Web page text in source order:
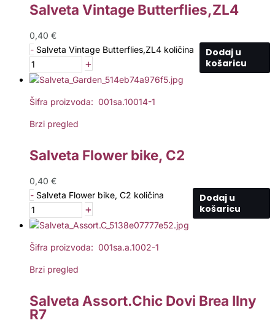
Salveta Vintage Butterflies,ZL4
0,40 €
- Salveta Vintage Butterflies,ZL4 količina
+
Dodaj u
košaricu
Šifra proizvoda: 001sa.10014-1
Brzi pregled
Salveta Flower bike, C2
0,40 €
- Salveta Flower bike, C2 količina
+
Dodaj u
košaricu
Šifra proizvoda: 001sa.a.1002-1
Brzi pregled
Salveta Assort.Chic Dovi Brea Ilny
R7